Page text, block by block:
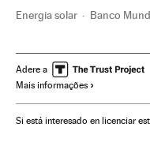
Energia solar Banco
ONU América Latina
Organizações internacionais
Desenvolvimento
Adere a
Mais informações
Si está interesado en licenciar